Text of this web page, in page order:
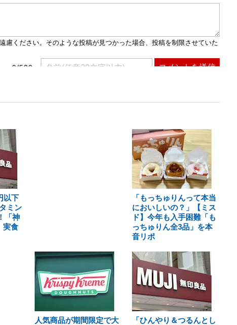
以下
ミン
「神
実食
「もっちゅりんって本当
においしいの？」【ミス
ド】今年も入手困難「も
っちゅりん全3品」を本
音リポ
人気商品が期間限定で大
「ひんやり＆つるんとし